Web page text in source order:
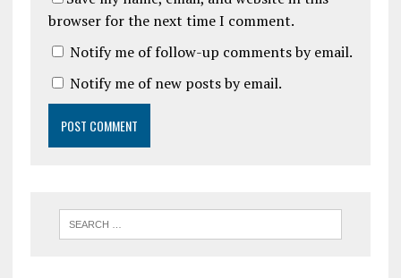
browser for the next time I comment.
Notify me of follow-up comments by email.
Notify me of new posts by email.